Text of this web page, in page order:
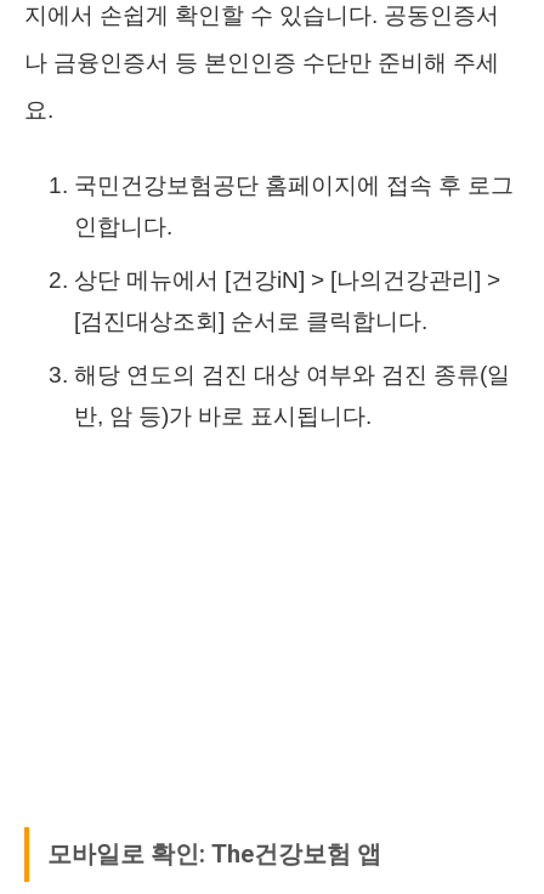
지에서 손쉽게 확인할 수 있습니다. 공동인증서
나 금융인증서 등 본인인증 수단만 준비해 주세
요.
국민건강보험공단 홈페이지에 접속 후 로그
인합니다.
상단 메뉴에서 [건강iN] > [나의건강관리] >
[검진대상조회] 순서로 클릭합니다.
해당 연도의 검진 대상 여부와 검진 종류(일
반, 암 등)가 바로 표시됩니다.
모바일로 확인: The건강보험 앱